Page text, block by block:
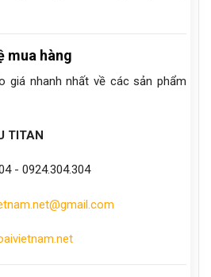
mua hàng
giá nhanh nhất về các sản phẩm
TITAN
- 0924.304.304